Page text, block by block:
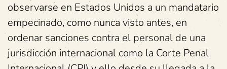
observarse en Estados Unidos a un mandatario
empecinado, como nunca visto antes, en
ordenar sanciones contra el personal de una
jurisdicción internacional como la Corte Penal